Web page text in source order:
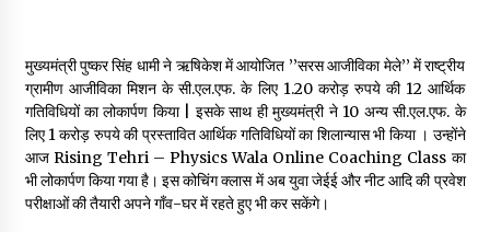
Thought Of The Day 12 May
May 12, 2022
Thought Of The Day 11 May
May 11, 2022
मुख्यमंत्री पुष्कर सिंह धामी ने ऋषिकेश में आयोजित ’’सरस आजीविका मेले’’ में राष्ट्रीय
ग्रामीण आजीविका मिशन के सी.एल.एफ. के लिए 1.20 करोड़ रुपये की 12 आर्थिक
गतिविधियों का लोकार्पण किया | इसके साथ ही मुख्यमंत्री ने 10 अन्य सी.एल.एफ. के
लिए 1 करोड़ रुपये की प्रस्तावित आर्थिक गतिविधियों का शिलान्यास भी किया । उन्होंने
आज Rising Tehri – Physics Wala Online Coaching Class का
भी लोकार्पण किया गया है। इस कोचिंग क्लास में अब युवा जेईई और नीट आदि की प्रवेश
परीक्षाओं की तैयारी अपने गाँव-घर में रहते हुए भी कर सकेंगे।